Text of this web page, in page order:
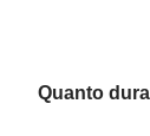
Quanto